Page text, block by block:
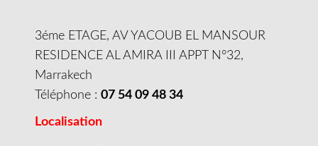
3éme ETAGE, AV YACOUB EL MANSOUR
RESIDENCE AL AMIRA III APPT N°32,
Marrakech
Téléphone : 07 54 09 48 34
Localisation